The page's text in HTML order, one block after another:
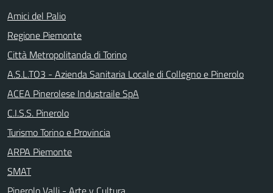
Amici del Palio
Regione Piemonte
Città Metropolitanda di Torino
A.S.L.TO3 - Azienda Sanitaria Locale di Collegno e Pinerolo
ACEA Pinerolese Industraile SpA
C.I.S.S. Pinerolo
Turismo Torino e Provincia
ARPA Piemonte
SMAT